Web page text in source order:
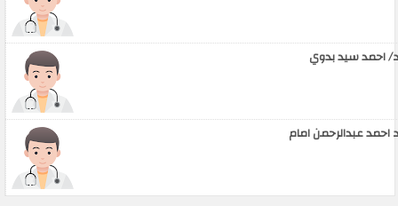
احمد سيد بدوي
احمد عبدالرحمن امام